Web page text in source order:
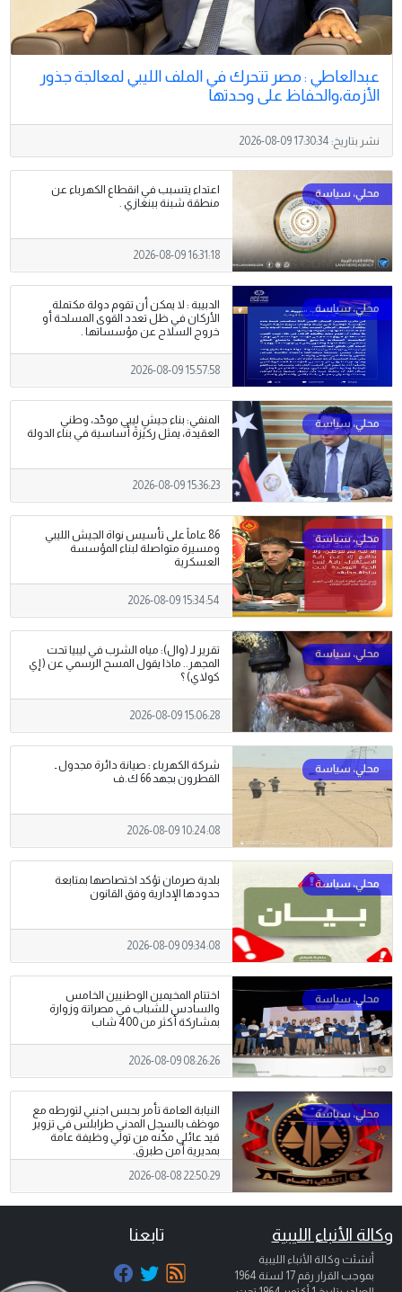
عبدالعاطي : مصر تتحرك في الملف الليبي لمعالجة جذور
الأزمة،والحفاظ على وحدتها
نشر بتاريخ: 2026-08-09 17:30:34
اعتداء يتسبب في انقطاع الكهرباء عن
منطقة شبنة ببنغازي .
2026-08-09 16:31:18
الدبيبة : لا يمكن أن تقوم دولة مكتملة
الأركان في ظل تعدد القوى المسلحة أو
خروج السلاح عن مؤسساتها .
2026-08-09 15:57:58
المنفي: بناء جيشٍ ليبي موحّد، وطني
العقيدة، يمثل ركيزةً أساسية في بناء الدولة
2026-08-09 15:36:23
86 عاماً على تأسيس نواة الجيش الليبي
ومسيرة متواصلة لبناء المؤسسة
العسكرية
2026-08-09 15:34:54
تقرير لـ (وال): مياه الشرب في ليبيا تحت
المجهر.. ماذا يقول المسح الرسمي عن ( إي
كولاي) ؟
2026-08-09 15:06:28
شركة الكهرباء : صيانة دائرة مجدول ـ
القطرون بجهد 66 ك.ف
2026-08-09 10:24:08
بلدية صرمان تؤكد اختصاصها بمتابعة
حدودها الإدارية وفق القانون
2026-08-09 09:34:08
اختتام المخيمين الوطنيين الخامس
والسادس للشباب في مصراتة وزوارة
بمشاركة أكثر من 400 شاب
2026-08-09 08:26:26
النيابة العامة تأمر بحبس اجنبي لتورطه مع
موظف بالسجل المدني طرابلس في تزوير
قيد عائلي مكّنه من تولي وظيفة عامة
بمديرية أمن طبرق.
2026-08-08 22:50:29
وكالة الأنباء الليبية
أنشئت وكالة الأنباء الليبية
بموجب القرار رقم 17 لسنة 1964
تابعنا